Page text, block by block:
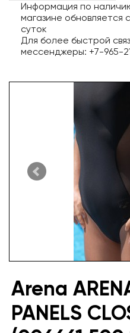
Информация по
магазине обновляется
суток
Для более быстрой
мессенджеры: +7-965-
Arena
PANELS